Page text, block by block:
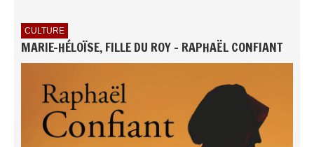
CULTURE
MARIE-HÉLOÏSE, FILLE DU ROY - RAPHAËL CONFIANT